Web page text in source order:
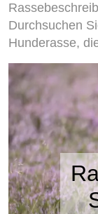
Durchsuchen
Hunderasse,